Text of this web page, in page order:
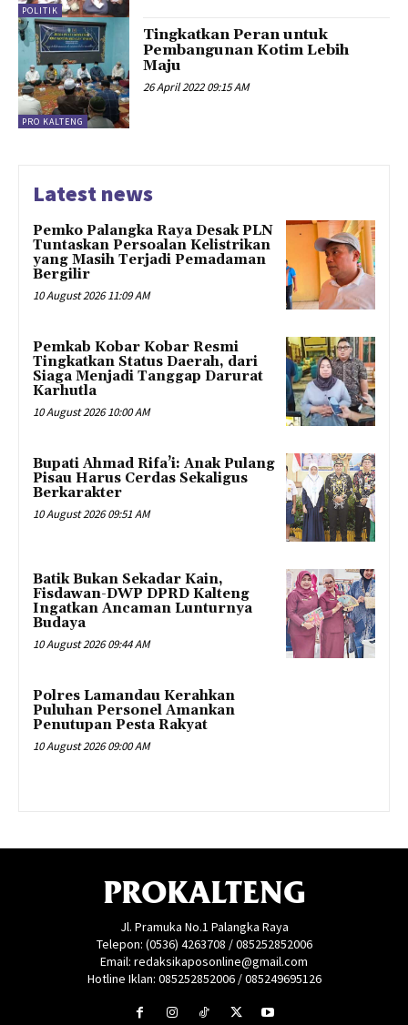
POLITIK
PRO KALTENG
Tingkatkan Peran untuk
Pembangunan Kotim Lebih
Maju
26 April 2022 09:15 AM
Latest news
Pemko Palangka Raya Desak PLN
Tuntaskan Persoalan Kelistrikan
yang Masih Terjadi Pemadaman
Bergilir
10 August 2026 11:09 AM
Pemkab Kobar Kobar Resmi
Tingkatkan Status Daerah, dari
Siaga Menjadi Tanggap Darurat
Karhutla
10 August 2026 10:00 AM
Bupati Ahmad Rifa’i: Anak Pulang
Pisau Harus Cerdas Sekaligus
Berkarakter
10 August 2026 09:51 AM
Batik Bukan Sekadar Kain,
Fisdawan-DWP DPRD Kalteng
Ingatkan Ancaman Lunturnya
Budaya
10 August 2026 09:44 AM
Polres Lamandau Kerahkan
Puluhan Personel Amankan
Penutupan Pesta Rakyat
10 August 2026 09:00 AM
PROKALTENG
Jl. Pramuka No.1 Palangka Raya
Telepon: (0536) 4263708 / 085252852006
Email: redaksikaposonline@gmail.com
Hotline Iklan: 085252852006 / 085249695126